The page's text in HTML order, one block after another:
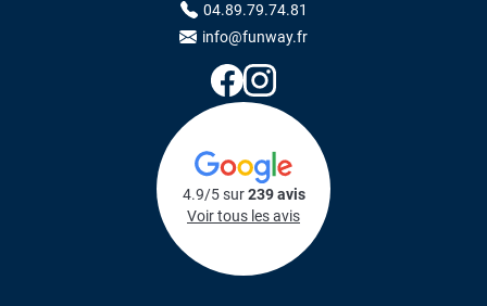
04.89.79.74.81
info@funway.fr
4.9/5 sur239 avis
Voir tous les avis